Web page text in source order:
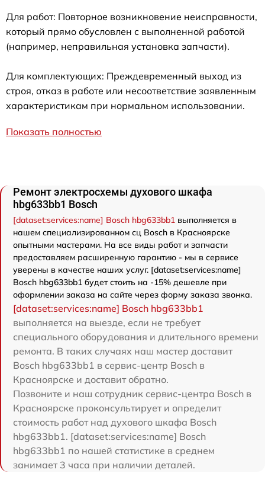
Для работ: Повторное возникновение неисправности,
который прямо обусловлен с выполненной работой
(например, неправильная установка запчасти).
Для комплектующих: Преждевременный выход из
строя, отказ в работе или несоответствие заявленным
характеристикам при нормальном использовании.
Показать полностью
Ремонт электросхемы духового шкафа
hbg633bb1 Bosch
[dataset:services:name] Bosch hbg633bb1 выполняется в
нашем специализированном сц Bosch в Красноярске
опытными мастерами. На все виды работ и запчасти
предоставляем расширенную гарантию - мы в сервисе
уверены в качестве наших услуг. [dataset:services:name]
Bosch hbg633bb1 будет стоить на -15% дешевле при
оформлении заказа на сайте через форму заказа звонка.
[dataset:services:name] Bosch hbg633bb1
выполняется на выезде, если не требует
специального оборудования и длительного времени
ремонта. В таких случаях наш мастер доставит
Bosch hbg633bb1 в сервис-центр Bosch в
Красноярске и доставит обратно.
Позвоните и наш сотрудник сервис-центра Bosch в
Красноярске проконсультирует и определит
стоимость работ над духового шкафа Bosch
hbg633bb1. [dataset:services:name] Bosch
hbg633bb1 по нашей статистике в среднем
занимает 3 часа при наличии деталей.